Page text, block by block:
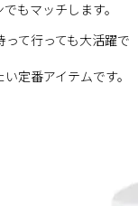
もマッチします。
て行っても大活躍で
定番アイテムです。